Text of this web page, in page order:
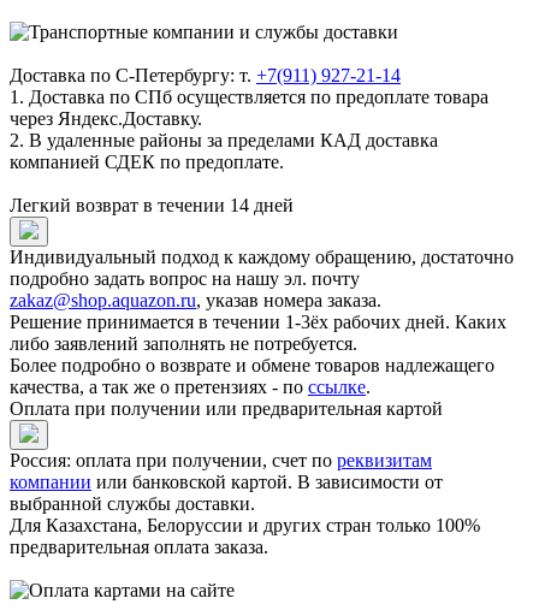
Доставка по С-Петербургу: т. +7(911) 927-21-14
1. Доставка по СПб осуществляется по предоплате товара
через Яндекс.Доставку.
2. В удаленные районы за пределами КАД доставка
компанией СДЕК по предоплате.
Легкий возврат в течении 14 дней
Индивидуальный подход к каждому обращению, достаточно
подробно задать вопрос на нашу эл. почту
zakaz@shop.aquazon.ru, указав номера заказа.
Решение принимается в течении 1-3ёх рабочих дней. Каких
либо заявлений заполнять не потребуется.
Более подробно о возврате и обмене товаров надлежащего
качества, а так же о претензиях - по ссылке.
Оплата при получении или предварительная картой
Россия: оплата при получении, счет по реквизитам
компании или банковской картой. В зависимости от
выбранной службы доставки.
Для Казахстана, Белоруссии и других стран только 100%
предварительная оплата заказа.